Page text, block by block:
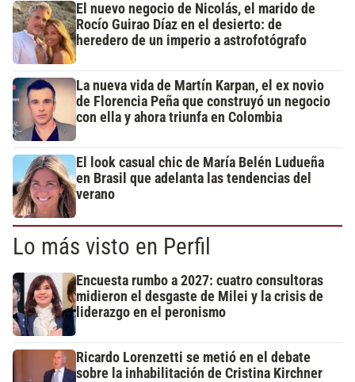
El nuevo negocio de Nicolás, el marido de
Rocío Guirao Díaz en el desierto: de
heredero de un imperio a astrofotógrafo
La nueva vida de Martín Karpan, el ex novio
de Florencia Peña que construyó un negocio
con ella y ahora triunfa en Colombia
El look casual chic de María Belén Ludueña
en Brasil que adelanta las tendencias del
verano
Lo más visto en Perfil
Encuesta rumbo a 2027: cuatro consultoras
midieron el desgaste de Milei y la crisis de
liderazgo en el peronismo
Ricardo Lorenzetti se metió en el debate
sobre la inhabilitación de Cristina Kirchner